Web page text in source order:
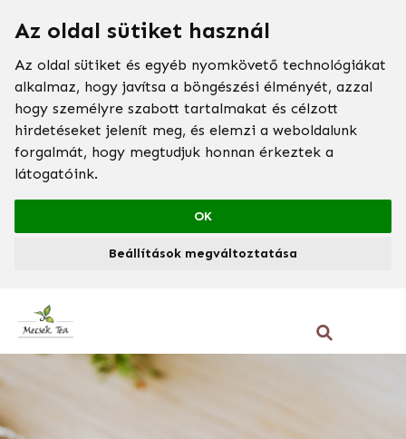
Az oldal sütiket használ
Az oldal sütiket és egyéb nyomkövető technológiákat
alkalmaz, hogy javítsa a böngészési élményét, azzal
hogy személyre szabott tartalmakat és célzott
hirdetéseket jelenít meg, és elemzi a weboldalunk
forgalmát, hogy megtudjuk honnan érkeztek a
látogatóink.
OK
Beállítások megváltoztatása